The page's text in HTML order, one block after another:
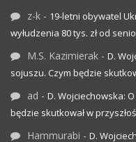
z-k - 19-letni obywatel
wyłudzenia 80 tys. zł od
M.S. Kazimierak - D.
sojuszu. Czym będzie
ad - D. Wojciechowska:
będzie skutkował w
Hammurabi - D.